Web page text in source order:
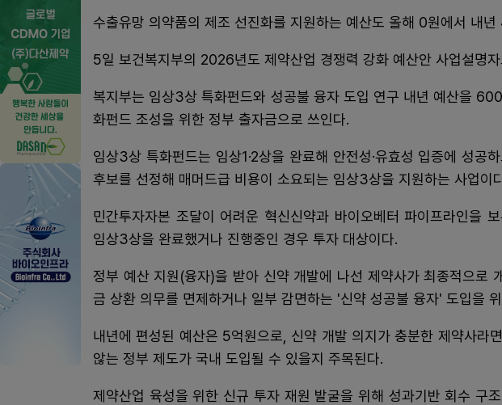
수출유망 의약품의 제조 선진화를 지원하는 예산도 올해 0원에서 내년
5일 보건복지부의 2026년도 제약산업 경쟁력 강화 예산안 사업설명
복지부는 임상3상 특화펀드와 성공불 융자 도입 연구 내년 예산을
화펀드 조성을 위한 정부 출자금으로 쓰인다.
임상3상 특화펀드는 임상1·2상을 완료해 안전성·유효성 입증에 성공
후보를 선정해 매머드급 비용이 소요되는 임상3상을 지원하는 사업이
민간투자자본 조달이 어려운 혁신신약과 바이오베터 파이프라인을 보
임상3상을 완료했거나 진행중인 경우 투자 대상이다.
정부 예산 지원(융자)을 받아 신약 개발에 나선 제약사가 최종적으로
금 상환 의무를 면제하거나 일부 감면하는 '신약 성공불 융자' 도입을
내년에 편성된 예산은 5억원으로, 신약 개발 의지가 충분한 제약사라
않는 정부 제도가 국내 도입될 수 있을지 주목된다.
제약산업 육성을 위한 신규 투자 재원 발굴을 위해 성과기반 회수 구